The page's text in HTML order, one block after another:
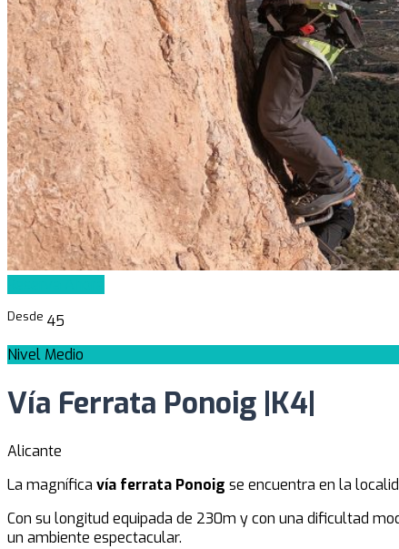
Desde 45
Nivel Medio
Vía Ferrata Ponoig |K4|
Alicante
La magnífica vía ferrata Ponoig se encuentra en la
Con su longitud equipada de 230m y con una dificultad
un ambiente espectacular.